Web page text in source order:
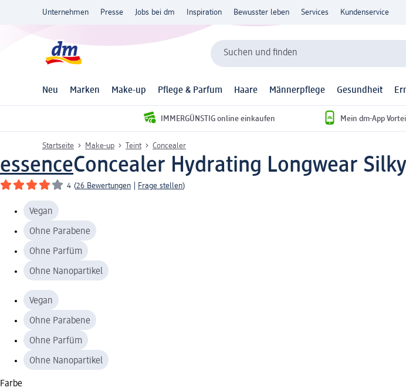
Unternehmen Presse Jobs bei dm Inspiration Bewusster leben Services Kundenservice
Suchen und finden
Neu Marken Make-up Pflege & Parfum Haare Männerpflege Gesundheit
IMMERGÜNSTIG online einkaufen Mein dm-App
Startseite Make-up Teint Concealer
essenceConcealer Hydrating Longwear
4 (26 Bewertungen Frage stellen)
Vegan
Ohne Parabene
Ohne Parfüm
Ohne Nanopartikel
Vegan
Ohne Parabene
Ohne Parfüm
Ohne Nanopartikel
Farbe